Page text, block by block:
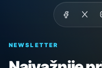
NEWSLETTER